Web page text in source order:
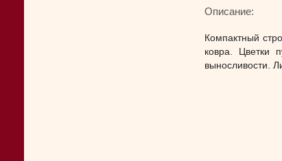
Описание:
Компактный
ковра. Цветки
выносливости.